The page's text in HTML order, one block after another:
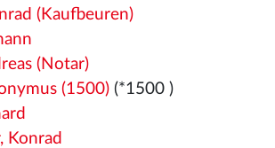
(Kaufbeuren)
(Notar)
(1500)(*1500 )
Konrad